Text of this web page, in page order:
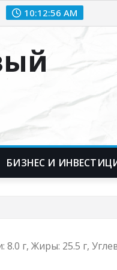
10:12:57 AM
БИЗНЕС И
г, Жиры: 25.5 г,